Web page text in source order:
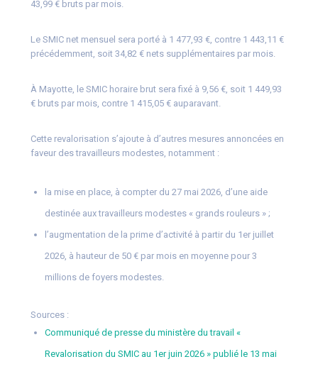
43,99 € bruts par mois.
Le SMIC net mensuel sera porté à 1 477,93 €, contre 1 443,11 €
précédemment, soit 34,82 € nets supplémentaires par mois.
À Mayotte, le SMIC horaire brut sera fixé à 9,56 €, soit 1 449,93
€ bruts par mois, contre 1 415,05 € auparavant.
Cette revalorisation s’ajoute à d’autres mesures annoncées en
faveur des travailleurs modestes, notamment :
la mise en place, à compter du 27 mai 2026, d’une aide
destinée aux travailleurs modestes « grands rouleurs » ;
l’augmentation de la prime d’activité à partir du 1er juillet
2026, à hauteur de 50 € par mois en moyenne pour 3
millions de foyers modestes.
Sources :
Communiqué de presse du ministère du travail «
Revalorisation du SMIC au 1er juin 2026 » publié le 13 mai